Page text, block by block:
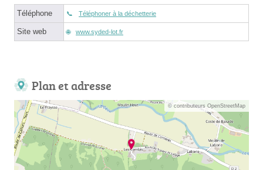
Téléphone Téléphoner à la déchetterie
Site web www.syded-lot.fr
Plan et adresse
© contributeurs OpenStreetMap